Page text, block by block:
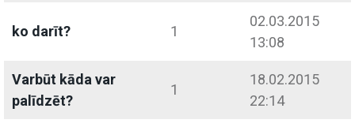
ko darīt? 1
02.03.2015
13:08
Varbūt kāda var
palīdzēt?
1
18.02.2015
22:14